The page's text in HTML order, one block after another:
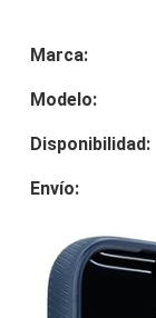
Marca:
Modelo:
Disponibilidad:
Envío: